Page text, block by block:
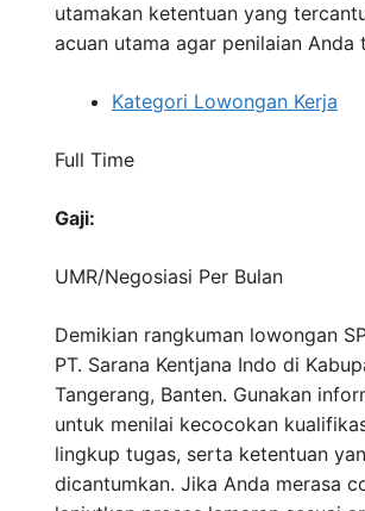
utamakan ketentuan yang
acuan utama agar penilaian Anda
Kategori Lowongan Kerja
Full Time
Gaji:
UMR/Negosiasi Per Bulan
Demikian rangkuman lowongan
PT. Sarana Kentjana Indo di
Tangerang, Banten. Gunakan
untuk menilai kecocokan
lingkup tugas, serta ketentuan
dicantumkan. Jika Anda merasa